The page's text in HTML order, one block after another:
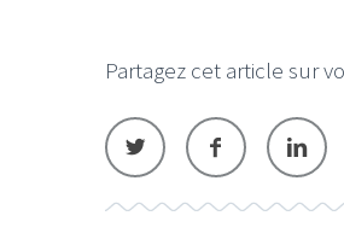
Partagez cet article sur